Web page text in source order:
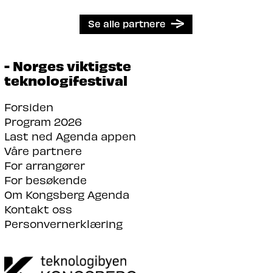
Se alle partnere
- Norges viktigste
teknologifestival
Forsiden
Program 2026
Last ned Agenda appen
Våre partnere
For arrangører
For besøkende
Om Kongsberg Agenda
Kontakt oss
Personvernerklæring